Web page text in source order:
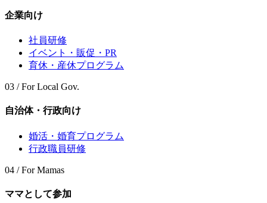
企業向け
社員研修
イベント・販促・PR
育休・産休プログラム
03 / For Local Gov.
自治体・行政向け
婚活・婚育プログラム
行政職員研修
04 / For Mamas
ママとして参加